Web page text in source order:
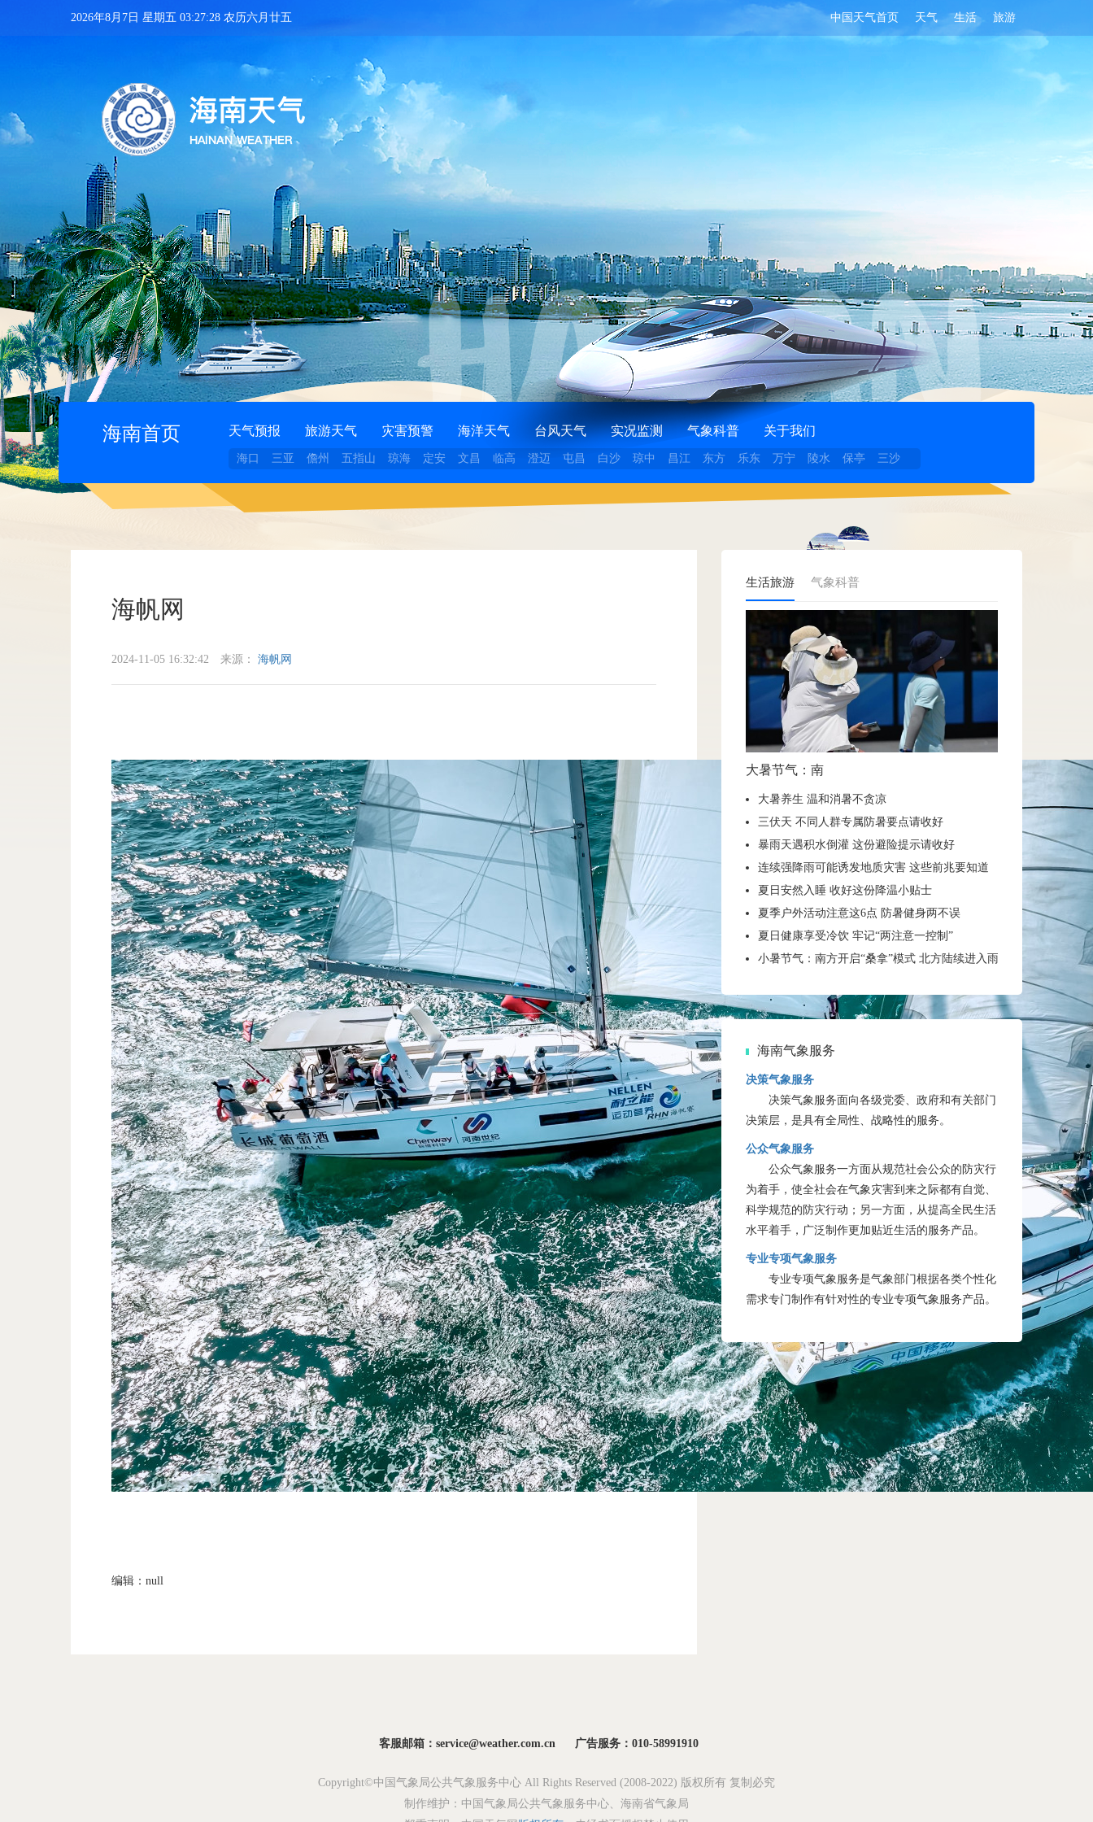
中国天气首页 天气 生活 旅游
2026年8月7日 星期五 03:27:29 农历六月廿五
海南首页 天气预报 旅游天气 灾害预警 海洋天气 台风天气 实况监测 气象科普 关于我们
海口 三亚 儋州 五指山 琼海 定安 文昌 临高 澄迈 屯昌 白沙 琼中 昌江 东方 乐东 万宁 陵水 保亭 三沙
海帆网
2024-11-05 16:32:42 来源： 海帆网
编辑：null
生活旅游 气象科普
大暑节气：南
大暑养生 温和消暑不贪凉
三伏天 不同人群专属防暑要点请收好
暴雨天遇积水倒灌 这份避险提示请收好
连续强降雨可能诱发地质灾害 这些前兆要知道
夏日安然入睡 收好这份降温小贴士
夏季户外活动注意这6点 防暑健身两不误
夏日健康享受冷饮 牢记“两注意一控制”
小暑节气：南方开启“桑拿”模式 北方陆续进入雨季
海南气象服务
决策气象服务
决策气象服务面向各级党委、政府和有关部门
决策层，是具有全局性、战略性的服务。
公众气象服务
公众气象服务一方面从规范社会公众的防灾行
为着手，使全社会在气象灾害到来之际都有自觉、
科学规范的防灾行动；另一方面，从提高全民生活
水平着手，广泛制作更加贴近生活的服务产品。
专业专项气象服务
专业专项气象服务是气象部门根据各类个性化
需求专门制作有针对性的专业专项气象服务产品。
客服邮箱：service@weather.com.cn 广告服务：010-58991910
Copyright©中国气象局公共气象服务中心 All Rights Reserved (2008-2022) 版权所有 复制必究
制作维护：中国气象局公共气象服务中心、海南省气象局